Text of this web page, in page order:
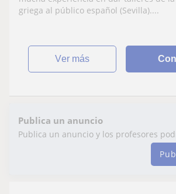
griega al público español (Sevilla)....
ver más
Publica un anuncio
Publica un anuncio y los profesores